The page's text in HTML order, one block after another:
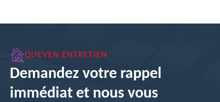
QUEVEN ENTRETIEN
Demandez votre rappel
immédiat et nous vous